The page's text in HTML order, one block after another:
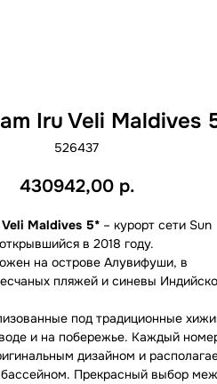
Iru Veli Maldives
526437
430942,00 р.
Maldives 5* – курорт сети Sun
в 2018 году.
на острове Алувифуши, в
пляжей и синевы
под традиционные
и на побережье. Каждый
дизайном и
Прекрасный выбор